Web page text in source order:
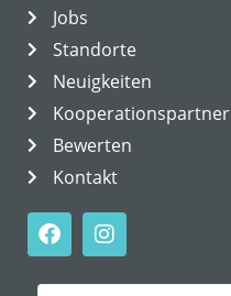
Jobs
Standorte
Neuigkeiten
Kooperationspartner
Bewerten
Kontakt